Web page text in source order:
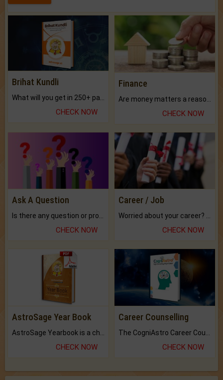
Brihat Kundli
CHECK NOW
Finance
CHECK NOW
Ask A Question
CHECK NOW
Career / Job
CHECK NOW
AstroSage Year Book
CHECK NOW
Career Counselling
CHECK NOW